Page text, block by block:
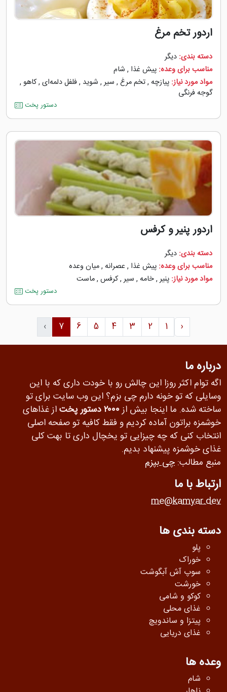
اردور تخم مرغ
دسته بندی: دیگر
مناسب برای وعده: پیش غذا , شام
مواد مورد نیاز: پیازچه ,تخم مرغ , سیر, شوید ,فلفل دلمه‌‌ای ,کاهو ,
گوجه ‌فرنگی
دستور پخت
اردور پنیر و کرفس
دسته بندی: دیگر
مناسب برای وعده: پیش غذا , عصرانه ,میان وعده
مواد مورد نیاز: پنیر,خامه , سیر,کرفس ,ماست
دستور پخت
‹
1
2
3
4
5
6
7
›
درباره ما
اگه توام اکثر روزا این چالش رو با خودت داری که با این
وسایلی که تو خونه دارم چی بزم؟ این وب سایت برای تو
ساخته شده. ما اینجا بیش از۲۰۰۰ دستور پخت
از غذاهای
خوشمزه براتون آماده کردیم و فقط کافیه تو صفحه اصلی
انتخاب کنی که چه چیزایی تو یخچال داری تا بهت کلی
غذای خوشمزه پیشنهاد بدیم.
منبع مطالب: چی بپزم
ارتباط با ما
me@kamyar.dev
دسته بندی ها
پلو
خوراک
سوپ آش آبگوشت
خورشت
کوکو و شامی
غذای محلی
پیتزا و ساندویچ
غذای دریایی
وعده ها
شام